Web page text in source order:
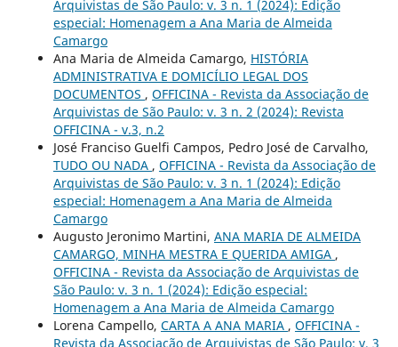
Arquivistas de São Paulo: v. 3 n. 1 (2024): Edição
especial: Homenagem a Ana Maria de Almeida
Camargo
Ana Maria de Almeida Camargo, HISTÓRIA
ADMINISTRATIVA E DOMICÍLIO LEGAL DOS
DOCUMENTOS , OFFICINA - Revista da Associação de
Arquivistas de São Paulo: v. 3 n. 2 (2024): Revista
OFFICINA - v.3, n.2
José Franciso Guelfi Campos, Pedro José de Carvalho,
TUDO OU NADA , OFFICINA - Revista da Associação de
Arquivistas de São Paulo: v. 3 n. 1 (2024): Edição
especial: Homenagem a Ana Maria de Almeida
Camargo
Augusto Jeronimo Martini, ANA MARIA DE ALMEIDA
CAMARGO, MINHA MESTRA E QUERIDA AMIGA ,
OFFICINA - Revista da Associação de Arquivistas de
São Paulo: v. 3 n. 1 (2024): Edição especial:
Homenagem a Ana Maria de Almeida Camargo
Lorena Campello, CARTA A ANA MARIA , OFFICINA -
Revista da Associação de Arquivistas de São Paulo: v. 3